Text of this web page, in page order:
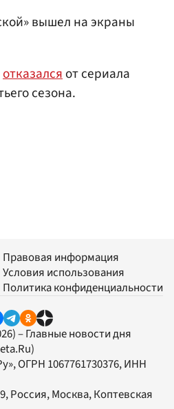
вышел на экраны
отказалсяот сериала
сезона.
Правовая информация
Условия использования
Политика конфиденциальности
– Главные новости дня
, ОГРН 1067761730376, ИНН
Россия, Москва, Коптевская